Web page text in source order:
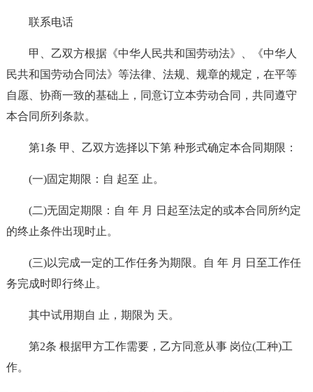
联系电话
甲、乙双方根据《中华人民共和国劳动法》、《中华人
民共和国劳动合同法》等法律、法规、规章的规定，在平等
自愿、协商一致的基础上，同意订立本劳动合同，共同遵守
本合同所列条款。
第1条 甲、乙双方选择以下第 种形式确定本合同期限：
(一)固定期限：自 起至 止。
(二)无固定期限：自 年 月 日起至法定的或本合同所约定
的终止条件出现时止。
(三)以完成一定的工作任务为期限。自 年 月 日至工作任
务完成时即行终止。
其中试用期自 止，期限为 天。
第2条 根据甲方工作需要，乙方同意从事 岗位(工种)工
作。